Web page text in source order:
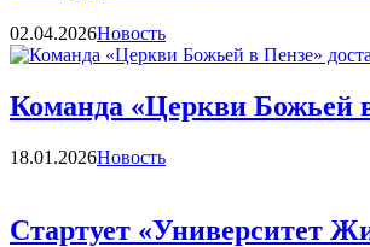
02.04.2026Категории
Новость
Команда «Церкви Божьей
18.01.2026Категории
Новость
Стартует «Университет